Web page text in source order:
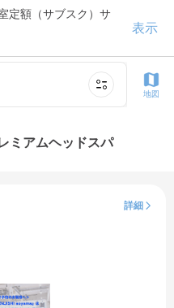
定額（サブスク）サ
表示
地図
ミアムヘッドスパ
詳細